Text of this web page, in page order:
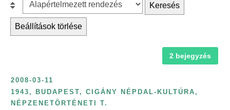
c
h
:
é
v
s
z
e
s
l
á
Keresés
Beállítások törlése
2 bejegyzés
2008-03-11
1943 , BUDAPEST, CIGÁNY NÉPDAL-KULTÚRA ,
NÉPZENETÖRTÉNETI T.